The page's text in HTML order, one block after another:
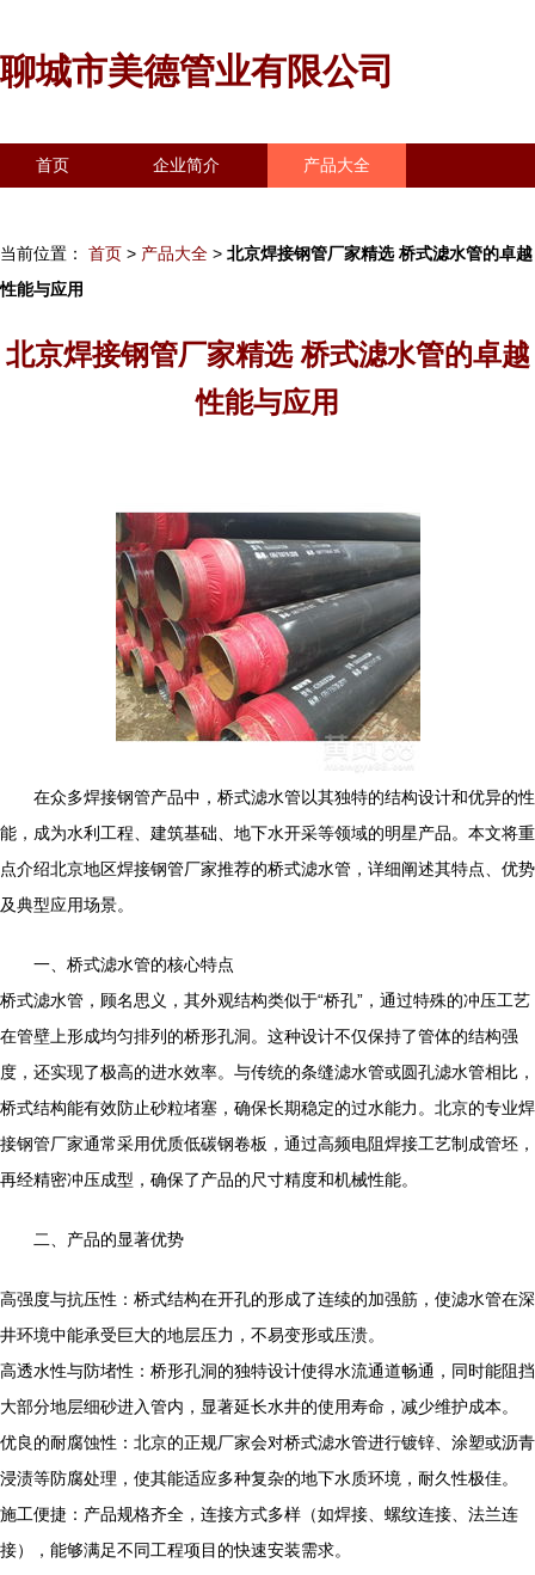
聊城市美德管业有限公司
首页 企业简介 产品大全
当前位置： 首页 > 产品大全 > 北京焊接钢管厂家精选 桥式滤水管的卓越
性能与应用
北京焊接钢管厂家精选 桥式滤水管的卓越
性能与应用
在众多焊接钢管产品中，桥式滤水管以其独特的结构设计和优异的性
能，成为水利工程、建筑基础、地下水开采等领域的明星产品。本文将重
点介绍北京地区焊接钢管厂家推荐的桥式滤水管，详细阐述其特点、优势
及典型应用场景。
一、桥式滤水管的核心特点
桥式滤水管，顾名思义，其外观结构类似于“桥孔”，通过特殊的冲压工艺
在管壁上形成均匀排列的桥形孔洞。这种设计不仅保持了管体的结构强
度，还实现了极高的进水效率。与传统的条缝滤水管或圆孔滤水管相比，
桥式结构能有效防止砂粒堵塞，确保长期稳定的过水能力。北京的专业焊
接钢管厂家通常采用优质低碳钢卷板，通过高频电阻焊接工艺制成管坯，
再经精密冲压成型，确保了产品的尺寸精度和机械性能。
二、产品的显著优势
高强度与抗压性：桥式结构在开孔的形成了连续的加强筋，使滤水管在深
井环境中能承受巨大的地层压力，不易变形或压溃。
高透水性与防堵性：桥形孔洞的独特设计使得水流通道畅通，同时能阻挡
大部分地层细砂进入管内，显著延长水井的使用寿命，减少维护成本。
优良的耐腐蚀性：北京的正规厂家会对桥式滤水管进行镀锌、涂塑或沥青
浸渍等防腐处理，使其能适应多种复杂的地下水质环境，耐久性极佳。
施工便捷：产品规格齐全，连接方式多样（如焊接、螺纹连接、法兰连
接），能够满足不同工程项目的快速安装需求。